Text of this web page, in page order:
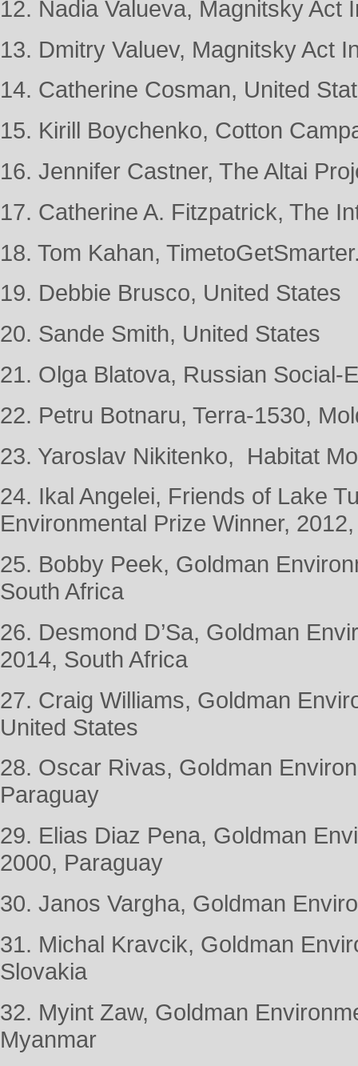
12. Nadia Valueva, Magnitsky Act
13. Dmitry Valuev, Magnitsky Act
14. Catherine Cosman, United
15. Kirill Boychenko, Cotton
16. Jennifer Castner, The Altai
17. Catherine A. Fitzpatrick, The
18. Tom Kahan,
19. Debbie Brusco, United States
20. Sande Smith, United States
21. Olga Blatova, Russian Social-
22. Petru Botnaru, Terra-1530,
23. Yaroslav Nikitenko, Habitat
24. Ikal Angelei, Friends of Lake
Environmental Prize Winner,
25. Bobby Peek, Goldman
South Africa
26. Desmond D’Sa, Goldman
2014, South Africa
27. Craig Williams, Goldman
United States
28. Oscar Rivas, Goldman
Paraguay
29. Elias Diaz Pena, Goldman
2000, Paraguay
30. Janos Vargha, Goldman
31. Michal Kravcik, Goldman
Slovakia
32. Myint Zaw, Goldman
Myanmar